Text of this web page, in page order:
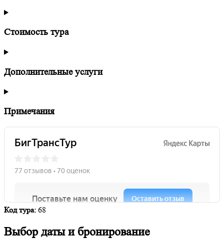
Стоимость тура
Дополнительные услуги
Примечания
Код тура: 68
Выбор даты и бронирование